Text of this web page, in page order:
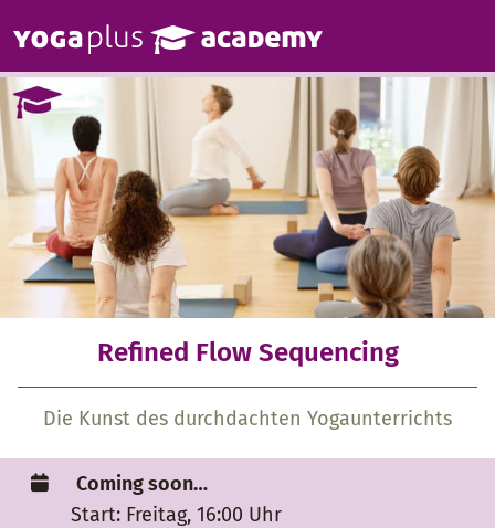
Yogaplus
Refined Flow Sequencing
Die Kunst des durchdachten Yogaunterrichts
Coming soon…
Start: Freitag, 16:00 Uhr